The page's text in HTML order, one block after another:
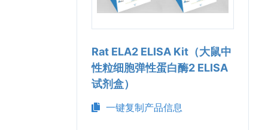
Rat ELA2 ELISA Kit（大鼠中
性粒细胞弹性蛋白酶2 ELISA
试剂盒）
一键复制产品信息